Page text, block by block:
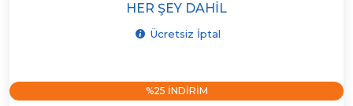
HER ŞEY DAHIL
Ücretsiz İptal
%25 INDIRIM